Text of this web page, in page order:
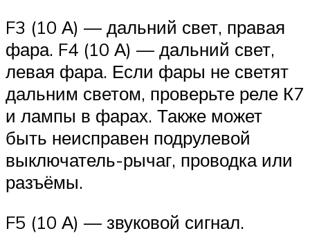
F3 (10 А) — дальний свет, правая
фара. F4 (10 А) — дальний свет,
левая фара. Если фары не светят
дальним светом, проверьте реле К7
и лампы в фарах. Также может
быть неисправен подрулевой
выключатель-рычаг, проводка или
разъёмы.
F5 (10 А) — звуковой сигнал.